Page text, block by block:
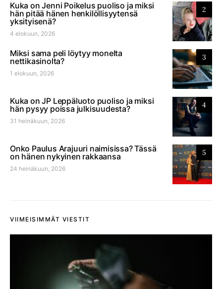
2
Kuka on Jenni Poikelus puoliso ja miksi
hän pitää hänen henkilöllisyytensä
yksityisenä?
4 elokuun, 2026
3
Miksi sama peli löytyy monelta
nettikasinolta?
1 elokuun, 2026
4
Kuka on JP Leppäluoto puoliso ja miksi
hän pysyy poissa julkisuudesta?
31 heinäkuun, 2026
5
Onko Paulus Arajuuri naimisissa? Tässä
on hänen nykyinen rakkaansa
24 heinäkuun, 2026
VIIMEISIMMÄT VIESTIT